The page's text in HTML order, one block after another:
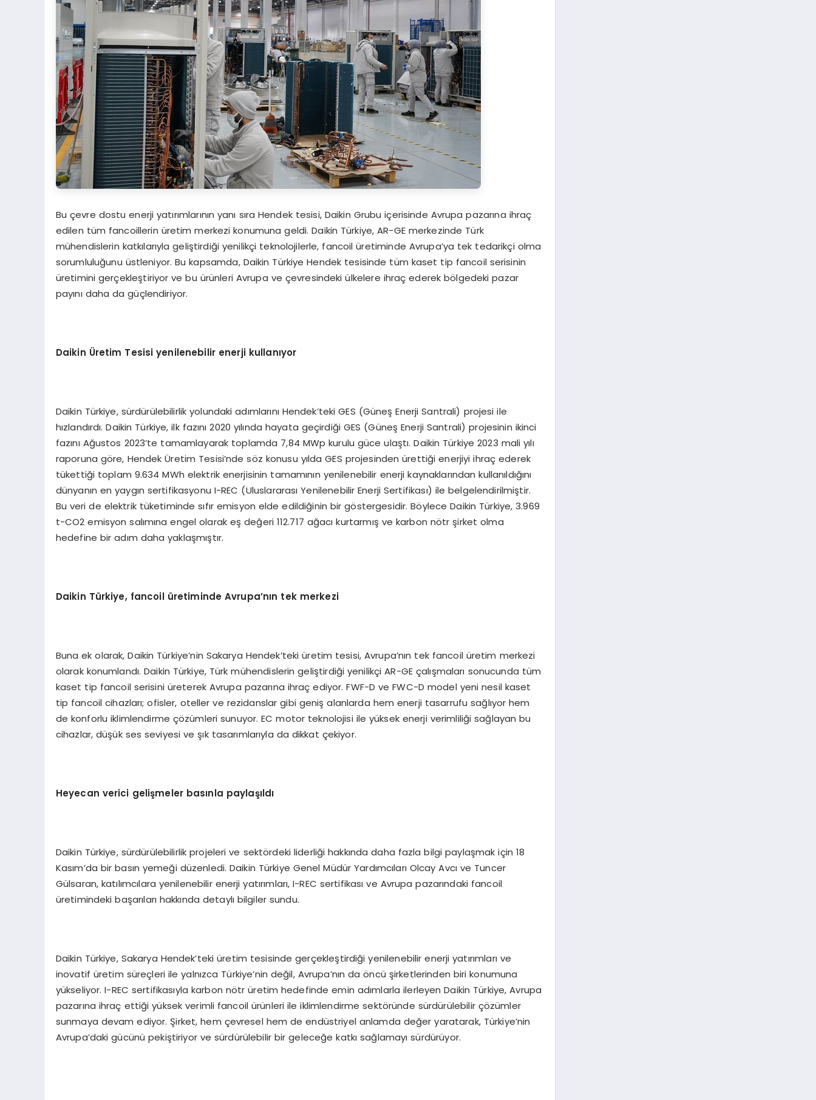
Bu çevre dostu enerji yatırımlarının yanı sıra Hendek tesisi, Daikin Grubu içerisinde Avrupa pazarına ihraç
edilen tüm fancoillerin üretim merkezi konumuna geldi. Daikin Türkiye, AR-GE merkezinde Türk
mühendislerin katkılarıyla geliştirdiği yenilikçi teknolojilerle, fancoil üretiminde Avrupa’ya tek tedarikçi olma
sorumluluğunu üstleniyor. Bu kapsamda, Daikin Türkiye Hendek tesisinde tüm kaset tip fancoil serisinin
üretimini gerçekleştiriyor ve bu ürünleri Avrupa ve çevresindeki ülkelere ihraç ederek bölgedeki pazar
payını daha da güçlendiriyor.
Daikin Üretim Tesisi yenilenebilir enerji kullanıyor
Daikin Türkiye, sürdürülebilirlik yolundaki adımlarını Hendek’teki GES (Güneş Enerji Santrali) projesi ile
hızlandırdı. Daikin Türkiye, ilk fazını 2020 yılında hayata geçirdiği GES (Güneş Enerji Santrali) projesinin ikinci
fazını Ağustos 2023’te tamamlayarak toplamda 7,84 MWp kurulu güce ulaştı. Daikin Türkiye 2023 mali yılı
raporuna göre, Hendek Üretim Tesisi’nde söz konusu yılda GES projesinden ürettiği enerjiyi ihraç ederek
tükettiği toplam 9.634 MWh elektrik enerjisinin tamamının yenilenebilir enerji kaynaklarından kullanıldığını
dünyanın en yaygın sertifikasyonu I-REC (Uluslararası Yenilenebilir Enerji Sertifikası) ile belgelendirilmiştir.
Bu veri de elektrik tüketiminde sıfır emisyon elde edildiğinin bir göstergesidir. Böylece Daikin Türkiye, 3.969
t-CO2 emisyon salımına engel olarak eş değeri 112.717 ağacı kurtarmış ve karbon nötr şirket olma
hedefine bir adım daha yaklaşmıştır.
Daikin Türkiye, fancoil üretiminde Avrupa’nın tek merkezi
Buna ek olarak, Daikin Türkiye’nin Sakarya Hendek’teki üretim tesisi, Avrupa’nın tek fancoil üretim merkezi
olarak konumlandı. Daikin Türkiye, Türk mühendislerin geliştirdiği yenilikçi AR-GE çalışmaları sonucunda tüm
kaset tip fancoil serisini üreterek Avrupa pazarına ihraç ediyor. FWF-D ve FWC-D model yeni nesil kaset
tip fancoil cihazları; ofisler, oteller ve rezidanslar gibi geniş alanlarda hem enerji tasarrufu sağlıyor hem
de konforlu iklimlendirme çözümleri sunuyor. EC motor teknolojisi ile yüksek enerji verimliliği sağlayan bu
cihazlar, düşük ses seviyesi ve şık tasarımlarıyla da dikkat çekiyor.
Heyecan verici gelişmeler basınla paylaşıldı
Daikin Türkiye, sürdürülebilirlik projeleri ve sektördeki liderliği hakkında daha fazla bilgi paylaşmak için 18
Kasım’da bir basın yemeği düzenledi. Daikin Türkiye Genel Müdür Yardımcıları Olcay Avcı ve Tuncer
Gülsaran, katılımcılara yenilenebilir enerji yatırımları, I-REC sertifikası ve Avrupa pazarındaki fancoil
üretimindeki başarıları hakkında detaylı bilgiler sundu.
Daikin Türkiye, Sakarya Hendek’teki üretim tesisinde gerçekleştirdiği yenilenebilir enerji yatırımları ve
inovatif üretim süreçleri ile yalnızca Türkiye’nin değil, Avrupa’nın da öncü şirketlerinden biri konumuna
yükseliyor. I-REC sertifikasıyla karbon nötr üretim hedefinde emin adımlarla ilerleyen Daikin Türkiye, Avrupa
pazarına ihraç ettiği yüksek verimli fancoil ürünleri ile iklimlendirme sektöründe sürdürülebilir çözümler
sunmaya devam ediyor. Şirket, hem çevresel hem de endüstriyel anlamda değer yaratarak, Türkiye’nin
Avrupa’daki gücünü pekiştiriyor ve sürdürülebilir bir geleceğe katkı sağlamayı sürdürüyor.